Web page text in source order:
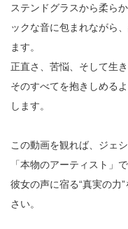
ステンドグラスから柔ら
ックな音に包まれながら
ます。
正直さ、苦悩、そして生き
そのすべてを抱きしめる
します。
この動画を観れば、ジェ
「本物のアーティスト」
彼女の声に宿る“真実の力
さい。